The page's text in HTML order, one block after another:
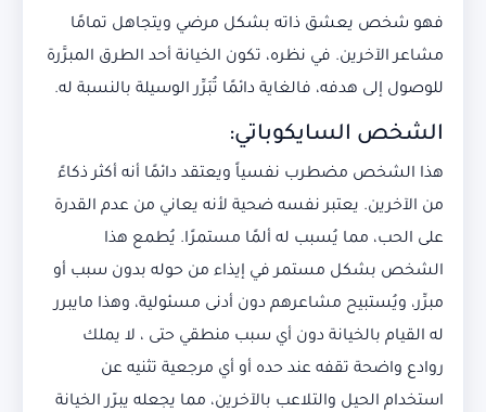
فهو شخص يعشق ذاته بشكل مرضي ويتجاهل تمامًا
مشاعر الآخرين. في نظره، تكون الخيانة أحد الطرق المبرَّرة
للوصول إلى هدفه، فالغاية دائمًا تُبَرِّر الوسيلة بالنسبة له.
الشخص السايكوباتي:
هذا الشخص مضطرب نفسياً ويعتقد دائمًا أنه أكثر ذكاءً
من الآخرين. يعتبر نفسه ضحية لأنه يعاني من عدم القدرة
على الحب، مما يُسبب له ألمًا مستمرًا. يُطمع هذا
الشخص بشكل مستمر في إيذاء من حوله بدون سبب أو
مبرِّر، ويُستبيح مشاعرهم دون أدنى مسئولية، وهذا مايبرر
له القيام بالخيانة دون أي سبب منطقي حتى ، لا يملك
روادع واضحة تقفه عند حده أو أي مرجعية تثنيه عن
استخدام الحيل والتلاعب بالآخرين، مما يجعله يبرّر الخيانة